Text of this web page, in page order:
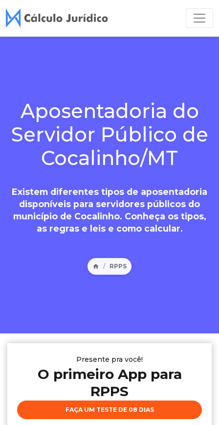
Aposentadoria do
Servidor Público de
Cocalinho/MT
Existem diferentes tipos de aposentadoria
disponíveis para servidores públicos do
município de Cocalinho. Conheça os tipos,
as regras e leis e como calcular.
RPPS
Presente pra você!
O primeiro App para
RPPS
FAÇA UM TESTE DE 08 DIAS